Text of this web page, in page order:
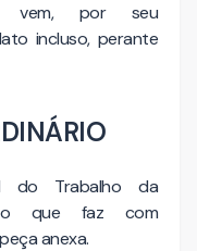
vem, por seu
incluso, perante
do Trabalho da
o que faz com
anexa.